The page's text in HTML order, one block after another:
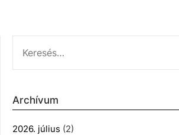
Archívum
2026. július (2)